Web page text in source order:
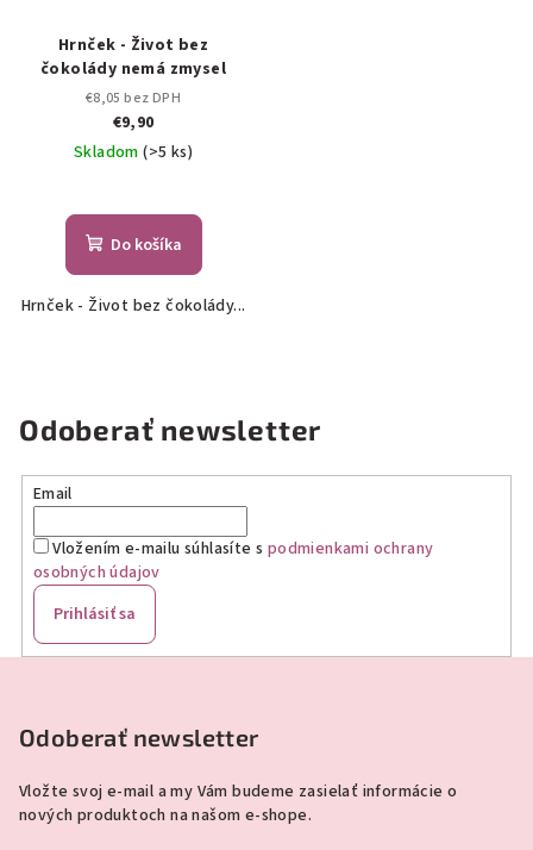
Hrnček - Život bez
čokolády nemá zmysel
€8,05 bez DPH
€9,90
Skladom(>5 ks)
Do košíka
Hrnček - Život bez čokolády...
Odoberať newsletter
Email
Vložením e-mailu súhlasíte s podmienkami ochrany
osobných údajov
Prihlásiť sa
Odoberať newsletter
Vložte svoj e-mail a my Vám budeme zasielať informácie o
nových produktoch na našom e-shope.